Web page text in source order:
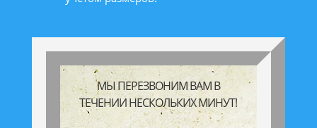
МЫ ПЕРЕЗВОНИМ ВАМ В
ТЕЧЕНИИ НЕСКОЛЬКИХ МИНУТ!